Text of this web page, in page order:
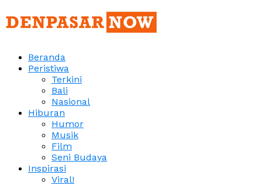
Beranda
Peristiwa
Terkini
Bali
Nasional
Hiburan
Humor
Musik
Film
Seni Budaya
Inspirasi
Viral!